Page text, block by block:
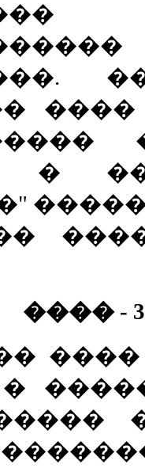
����
�
���� -
����